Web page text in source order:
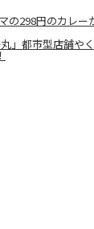
の298円のカレー
」都市型店舗や